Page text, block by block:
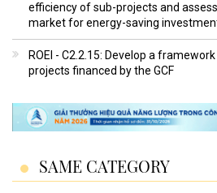
efficiency of sub-projects and
market for energy-saving
ROEI - C2.2.15: Develop a
projects financed by the GCF
SAME CATEGORY